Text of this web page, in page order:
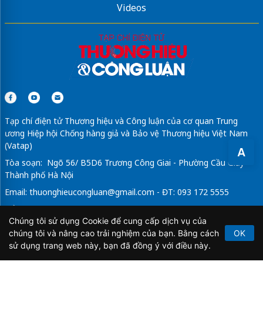
A
Videos
Tạp chí điện tử Thương hiệu và Công luận của cơ quan Trung
ương Hiệp hội Chống hàng giả và Bảo vệ Thương hiệu Việt Nam
(Vatap)
Tòa soạn: Ngõ 56/ B5D6 Trương Công Giai - Phường Cầu Giấy -
Thành phố Hà Nội
Email: thuonghieucongluan@gmail.com - ĐT: 093 172 5555
Tổng Biên Tập: Vũ Đức Thuận
Giấy phép hoạt động báo chí điện tử số 64/GP-BTTTT do Bộ
Thông tin và Truyền thông cấp ngày 21/2/2020.
Chúng tôi sử dụng Cookie để cung cấp dịch vụ của
chúng tôi và nâng cao trải nghiệm của bạn. Bằng cách
sử dụng trang web này, bạn đã đồng ý với điều này.
OK